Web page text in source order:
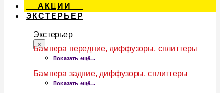
АКЦИИ
ЭКСТЕРЬЕР
Экстерьер
×
Бампера передние, диффузоры, сплиттеры
Показать ещё...
Бампера задние, диффузоры, сплиттеры
Показать ещё...